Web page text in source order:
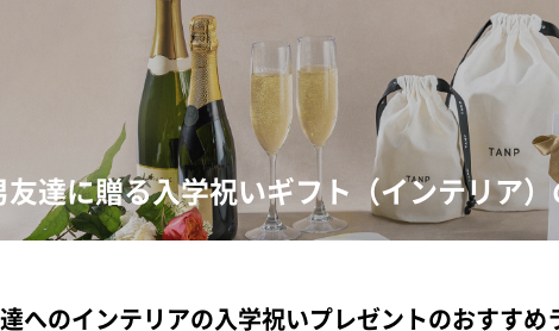
友達に贈る入学祝いギフト（インテリア
へのインテリアの入学祝いプレゼントのおすすめ